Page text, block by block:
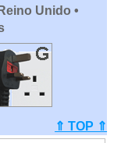
Unido •
⇑ TOP ⇑